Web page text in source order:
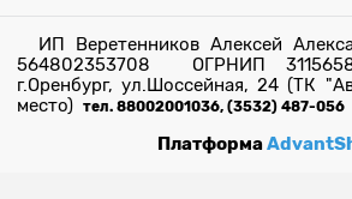
ИП Веретенников Алексей
564802353708 ОГРНИП
г.Оренбург, ул.Шоссейная, 24 (ТК
место) тел. 88002001036, (3532) 487-056
Платформа